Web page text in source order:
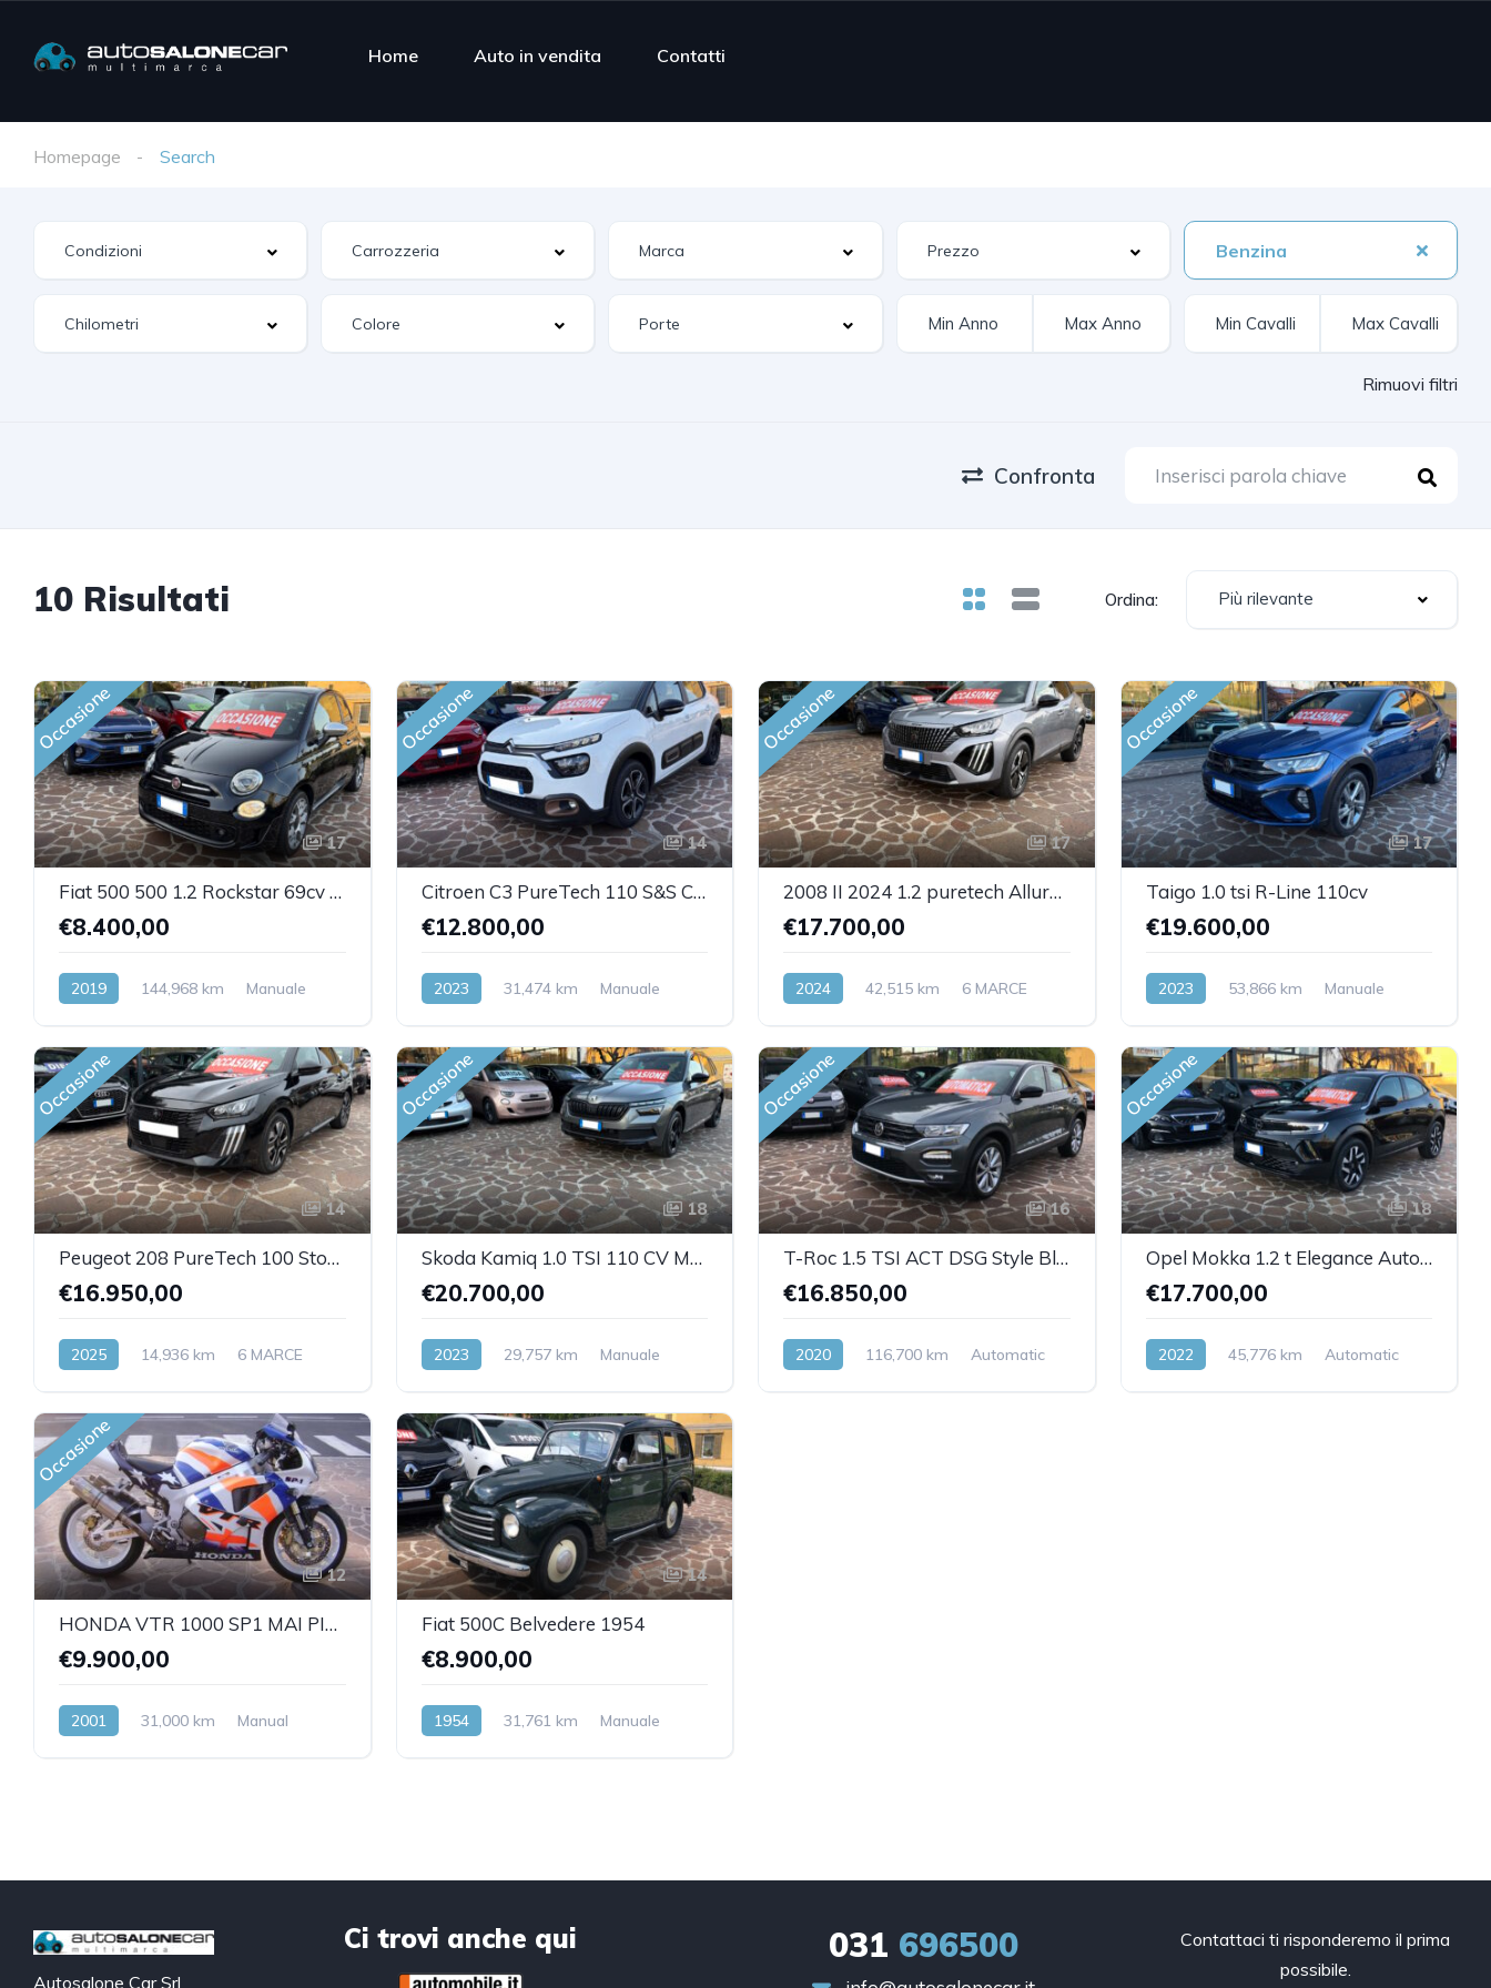
Home Auto in vendita Contatti
Homepage Search
Benzina
Rimuovi filtri
Confronta
10 Risultati Ordina: Più rilevante
Occasione
17
Fiat 500 500 1.2 Rockstar 69cv my20
€8.400,00
2019 144,968 km
Manuale
Occasione
14
Citroen C3 PureTech 110 S&S C-Series
€12.800,00
2023 31,474 km
Manuale
Occasione
17
2008 II 2024 1.2 puretech Allure s 101cv
€17.700,00
2024 42,515 km
6 MARCE
Occasione
17
Taigo 1.0 tsi R-Line 110cv
€19.600,00
2023 53,866 km
Manuale
Occasione
14
Peugeot 208 PureTech 100 Stop&Start 5 porte Allure
€16.950,00
2025 14,936 km
6 MARCE
Occasione
18
Skoda Kamiq 1.0 TSI 110 CV Monte Carlo
€20.700,00
2023 29,757 km
Manuale
Occasione
16
T-Roc 1.5 TSI ACT DSG Style BlueMotion Technology
€16.850,00
2020 116,700 km
Automatic
Occasione
18
Opel Mokka 1.2 t Elegance Automatica!!
€17.700,00
2022 45,776 km
Automatic
Occasione
12
HONDA VTR 1000 SP1 MAI PISTA!!
€9.900,00
2001 31,000 km
Manual
14
Fiat 500C Belvedere 1954
€8.900,00
1954 31,761 km
Manuale
Autosalone Car Srl
Ci trovi anche qui 031 696500
Contattaci ti risponderemo il prima
possibile.